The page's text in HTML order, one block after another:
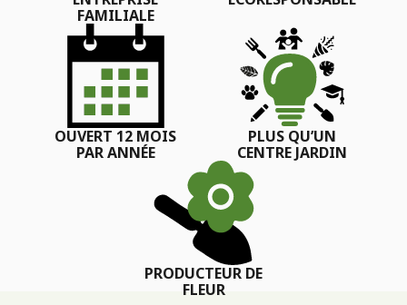
FAMILIALE
OUVERT 12 MOIS
PAR ANNÉE
PLUS QU’UN
CENTRE JARDIN
PRODUCTEUR DE
FLEUR